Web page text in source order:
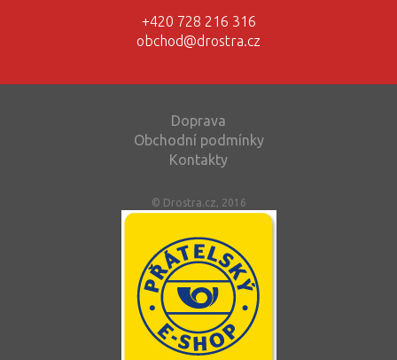
+420 728 216 316
obchod@drostra.cz
Doprava
Obchodní podmínky
Kontakty
© Drostra.cz, 2016